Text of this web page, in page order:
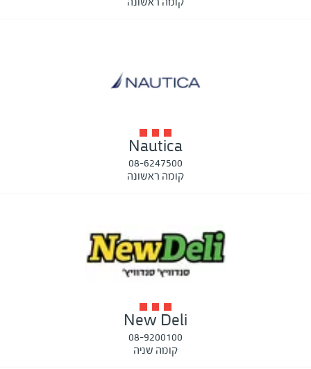
Nautica
08-6247500
קומה ראשונה
New Deli
08-9200100
קומה שניה